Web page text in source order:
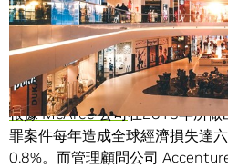
網路安全性漏洞氾濫，金融詐騙
根據 McAfee 公司在2018年所做
罪案件每年造成全球經濟損失達
0.8%。而管理顧問公司